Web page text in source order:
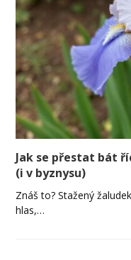
Jak se přestat bát
(i v byznysu)
Znáš to? Stažený
hlas,…